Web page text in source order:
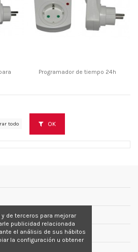
Programador de tiempo 24h
todo OK
de terceros para mejorar
publicidad relacionada
el análisis de sus hábitos
la configuración u obtener